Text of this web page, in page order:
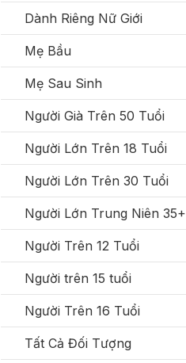
Dành Riêng Nữ Giới
Mẹ Bầu
Mẹ Sau Sinh
Người Già Trên 50 Tuổi
Người Lớn Trên 18 Tuổi
Người Lớn Trên 30 Tuổi
Người Lớn Trung Niên 35+
Người Trên 12 Tuổi
Người trên 15 tuổi
Người Trên 16 Tuổi
Tất Cả Đối Tượng